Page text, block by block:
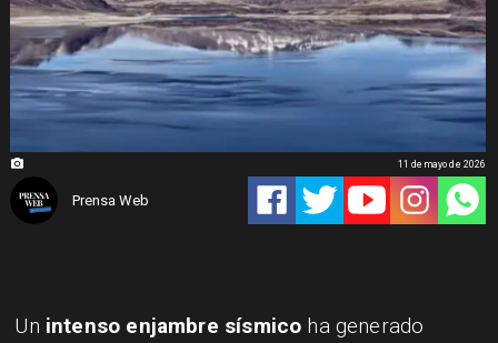
Prensa Web
11 de mayo de 2026
Un intenso enjambre sísmico ha generado